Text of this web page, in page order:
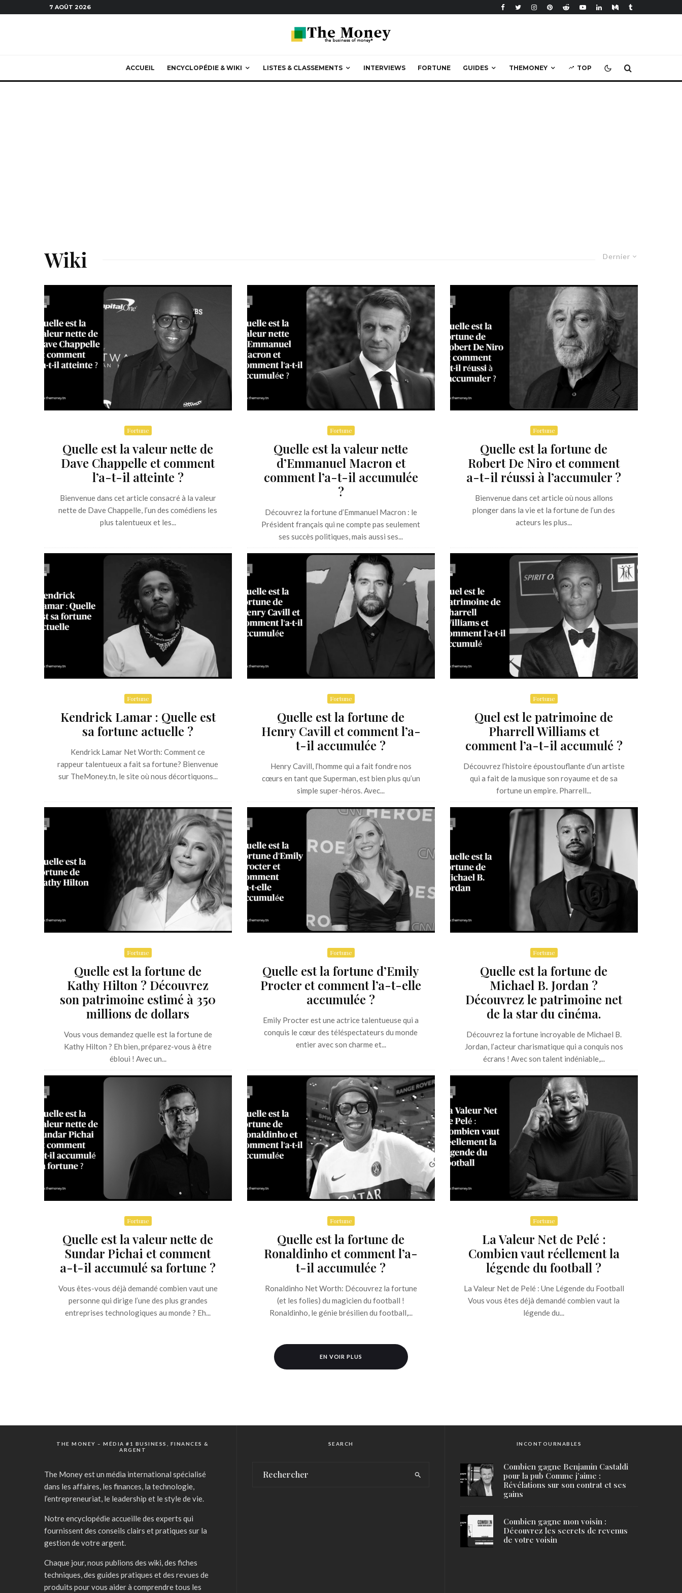
7 AOÛT 2026
ACCUEIL ENCYCLOPÉDIE & WIKI LISTES & CLASSEMENTS INTERVIEWS FORTUNE GUIDES THEMONEY TOP
Dernier
Wiki
Fortune
Quelle est la valeur nette de
Dave Chappelle et comment
l’a-t-il atteinte ?
Bienvenue dans cet article consacré à la valeur
nette de Dave Chappelle, l’un des comédiens les
plus talentueux et les...
Fortune
Quelle est la valeur nette
d’Emmanuel Macron et
comment l’a-t-il accumulée
?
Découvrez la fortune d’Emmanuel Macron : le
Président français qui ne compte pas seulement
ses succès politiques, mais aussi ses...
Fortune
Quelle est la fortune de
Robert De Niro et comment
a-t-il réussi à l’accumuler ?
Bienvenue dans cet article où nous allons
plonger dans la vie et la fortune de l’un des
acteurs les plus...
Fortune
Kendrick Lamar : Quelle est
sa fortune actuelle ?
Kendrick Lamar Net Worth: Comment ce
rappeur talentueux a fait sa fortune? Bienvenue
sur TheMoney.tn, le site où nous décortiquons...
Fortune
Quelle est la fortune de
Henry Cavill et comment l’a-
t-il accumulée ?
Henry Cavill, l’homme qui a fait fondre nos
cœurs en tant que Superman, est bien plus qu’un
simple super-héros. Avec...
Fortune
Quel est le patrimoine de
Pharrell Williams et
comment l’a-t-il accumulé ?
Découvrez l’histoire époustouflante d’un artiste
qui a fait de la musique son royaume et de sa
fortune un empire. Pharrell...
Fortune
Quelle est la fortune de
Kathy Hilton ? Découvrez
son patrimoine estimé à 350
millions de dollars
Vous vous demandez quelle est la fortune de
Kathy Hilton ? Eh bien, préparez-vous à être
ébloui ! Avec un...
Fortune
Quelle est la fortune d’Emily
Procter et comment l’a-t-elle
accumulée ?
Emily Procter est une actrice talentueuse qui a
conquis le cœur des téléspectateurs du monde
entier avec son charme et...
Fortune
Quelle est la fortune de
Michael B. Jordan ?
Découvrez le patrimoine net
de la star du cinéma.
Découvrez la fortune incroyable de Michael B.
Jordan, l’acteur charismatique qui a conquis nos
écrans ! Avec son talent indéniable,...
Fortune
Quelle est la valeur nette de
Sundar Pichai et comment
a-t-il accumulé sa fortune ?
Vous êtes-vous déjà demandé combien vaut une
personne qui dirige l’une des plus grandes
entreprises technologiques au monde ? Eh...
Fortune
Quelle est la fortune de
Ronaldinho et comment l’a-
t-il accumulée ?
Ronaldinho Net Worth: Découvrez la fortune
(et les folies) du magicien du football !
Ronaldinho, le génie brésilien du football,...
Fortune
La Valeur Net de Pelé :
Combien vaut réellement la
légende du football ?
La Valeur Net de Pelé : Une Légende du Football
Vous vous êtes déjà demandé combien vaut la
légende du...
EN VOIR PLUS
THE MONEY – MÉDIA #1 BUSINESS, FINANCES &
ARGENT
The Money est un média international spécialisé
dans les affaires, les finances, la technologie,
l’entrepreneuriat, le leadership et le style de vie.
Notre encyclopédie accueille des experts qui
fournissent des conseils clairs et pratiques sur la
gestion de votre argent.
Chaque jour, nous publions des wiki, des fiches
techniques, des guides pratiques et des revues de
produits pour vous aider à comprendre tous les
SEARCH INCONTOURNABLES
Combien gagne Benjamin Castaldi
pour la pub Comme j’aime :
Révélations sur son contrat et ses
gains
Combien gagne mon voisin :
Découvrez les secrets de revenus
de votre voisin